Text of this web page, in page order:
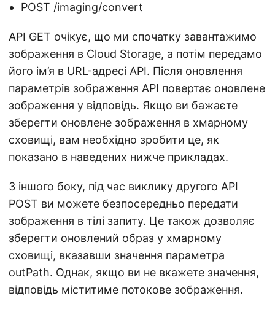
POST /imaging/convert
API GET очікує, що ми спочатку завантажимо
зображення в Cloud Storage, а потім передамо
його ім’я в URL-адресі API. Після оновлення
параметрів зображення API повертає оновлене
зображення у відповідь. Якщо ви бажаєте
зберегти оновлене зображення в хмарному
сховищі, вам необхідно зробити це, як
показано в наведених нижче прикладах.
З іншого боку, під час виклику другого API
POST ви можете безпосередньо передати
зображення в тілі запиту. Це також дозволяє
зберегти оновлений образ у хмарному
сховищі, вказавши значення параметра
outPath. Однак, якщо ви не вкажете значення,
відповідь міститиме потокове зображення.